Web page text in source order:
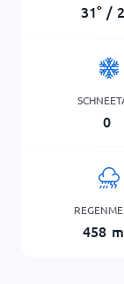
31° /
0
458